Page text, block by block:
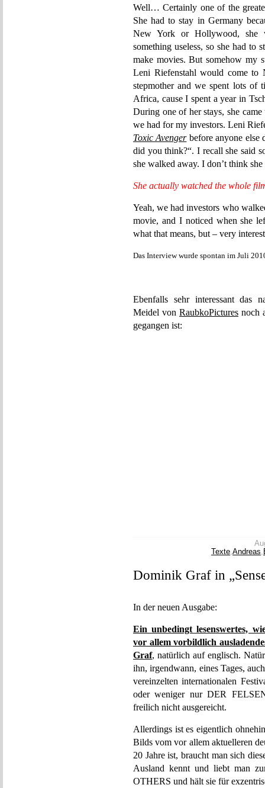
Well… Certainly one of the
She had to stay in Germany
New York or Hollywood, she
something useless, so she had to
make movies. But somehow my
Leni Riefenstahl would come to
stepmother and we spent lots of
Africa, cause I spent a year in
During one of her stays, she
we had for my investors. Leni
Toxic Avengerbefore anyone else
did you think?“. I recall she said
she walked away. I don’t think
She actually watched the whole
Yeah, we had investors who
movie, and I noticed when she
what that means, but – very
Das Interview wurde spontan im Juli
Ebenfalls sehr interessant das
Meidel von RaubkoPictures noch
gegangen ist:
Texte,Andreas,
Dominik Graf in
In der neuen Ausgabe:
Ein unbedingt lesenswertes,
vor allem vorbildlich
Graf, natürlich auf englisch.
ihn, irgendwann, eines Tages,
vereinzelten internationalen
oder weniger nur DER
freilich nicht ausgereicht.
Allerdings ist es eigentlich
Bilds vom vor allem aktuelleren
20 Jahre ist, braucht man sich
Ausland kennt und liebt man
OTHERS und hält sie für